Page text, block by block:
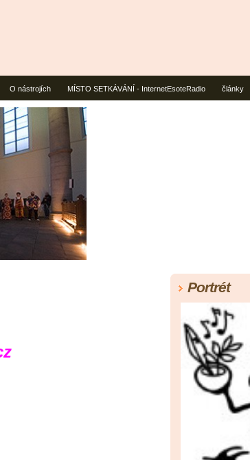
O nástrojích MÍSTO SETKÁVÁNÍ - InternetEsoteRadio články
Portrét